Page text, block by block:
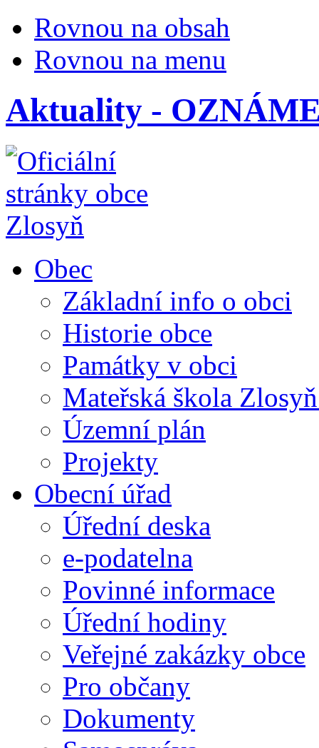
Rovnou na obsah
Rovnou na menu
Aktuality -
Obec
Základní info o obci
Historie obce
Památky v obci
Mateřská škola
Územní plán
Projekty
Obecní úřad
Úřední deska
e-podatelna
Povinné informace
Úřední hodiny
Veřejné zakázky obce
Pro občany
Dokumenty